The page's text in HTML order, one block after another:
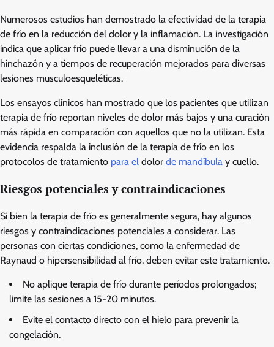
Numerosos estudios han demostrado la efectividad de la terapia
de frío en la reducción del dolor y la inflamación. La investigación
indica que aplicar frío puede llevar a una disminución de la
hinchazón y a tiempos de recuperación mejorados para diversas
lesiones musculoesqueléticas.
Los ensayos clínicos han mostrado que los pacientes que utilizan
terapia de frío reportan niveles de dolor más bajos y una curación
más rápida en comparación con aquellos que no la utilizan. Esta
evidencia respalda la inclusión de la terapia de frío en los
protocolos de tratamiento para el dolor de mandíbula y cuello.
Riesgos potenciales y contraindicaciones
Si bien la terapia de frío es generalmente segura, hay algunos
riesgos y contraindicaciones potenciales a considerar. Las
personas con ciertas condiciones, como la enfermedad de
Raynaud o hipersensibilidad al frío, deben evitar este tratamiento.
No aplique terapia de frío durante períodos prolongados;
limite las sesiones a 15-20 minutos.
Evite el contacto directo con el hielo para prevenir la
congelación.